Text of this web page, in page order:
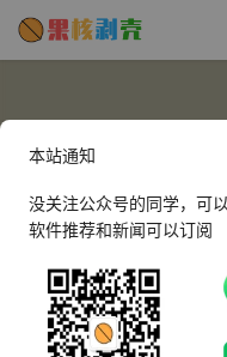
本站通知
没关注公众号的同学，可
软件推荐和新闻可以订阅